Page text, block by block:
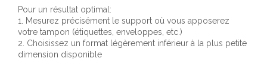
Pour un résultat optimal:
1. Mesurez précisément le support où vous apposerez
votre tampon (étiquettes, enveloppes, etc.)
2. Choisissez un format légèrement inférieur à la plus petite
dimension disponible